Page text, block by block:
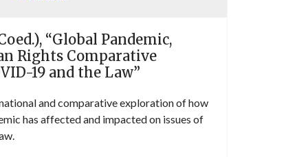
“Global Pandemic,
Rights Comparative
19 and the Law”
and comparative exploration of how
has affected and impacted on issues of